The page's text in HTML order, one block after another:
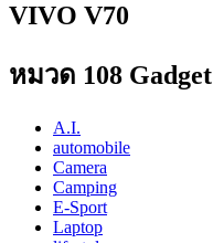
VIVO V70
หมวด 108 Gadget
A.I.
automobile
Camera
Camping
E-Sport
Laptop